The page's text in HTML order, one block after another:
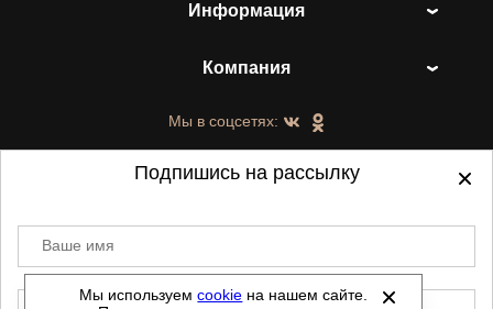
Информация
Компания
Мы в соцсетях:
©2021-2026 - ShoesTown.ru - все права
защищены.
Мы используемcookie на нашем сайте.
Подпишись на рассылку
Ваше имя